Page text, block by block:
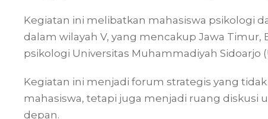
Kegiatan ini melibatkan mahasiswa psikologi
dalam wilayah V, yang mencakup Jawa Timur,
psikologi Universitas Muhammadiyah Sidoarjo
Kegiatan ini menjadi forum strategis yang
mahasiswa, tetapi juga menjadi ruang diskusi
depan.